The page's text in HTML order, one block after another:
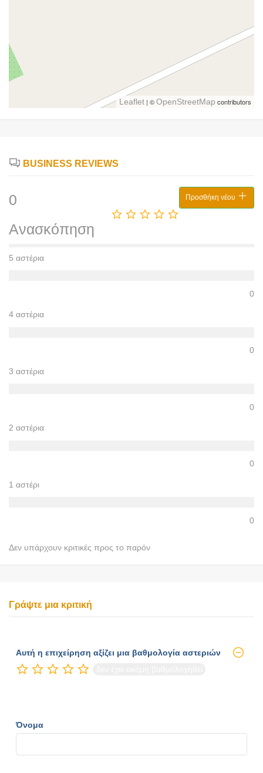
Leaflet | ©OpenStreetMap contributors
BUSINESS REVIEWS
0
Ανασκόπηση
Προσθήκη νέου
5 αστέρια
0
4 αστέρια
0
3 αστέρια
0
2 αστέρια
0
1 αστέρι
0
Δεν υπάρχουν κριτικές προς το παρόν
Γράψτε μια κριτική
Αυτή η επιχείρηση αξίζει μια βαθμολογία αστεριών
Όνομα